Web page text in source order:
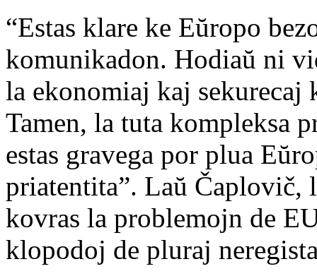
“Estas klare ke Eŭropo
komunikadon. Hodiaŭ ni
la ekonomiaj kaj
Tamen, la tuta kompleksa
estas gravega por plua
priatentita”. Laŭ Čaplovič,
kovras la problemojn de
klopodoj de pluraj